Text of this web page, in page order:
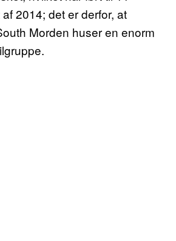
2014; det er derfor, at
Morden huser en enorm